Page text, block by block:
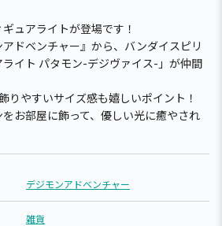
ュアライトが登場です！
ドベンチャー』から、バンダイスピリ
イト パタモン-デジヴァイス-」が仲間
りやすいサイズ感も嬉しいポイント！
お部屋に飾って、優しい光に癒やされ
デジモンアドベンチャー
雑貨